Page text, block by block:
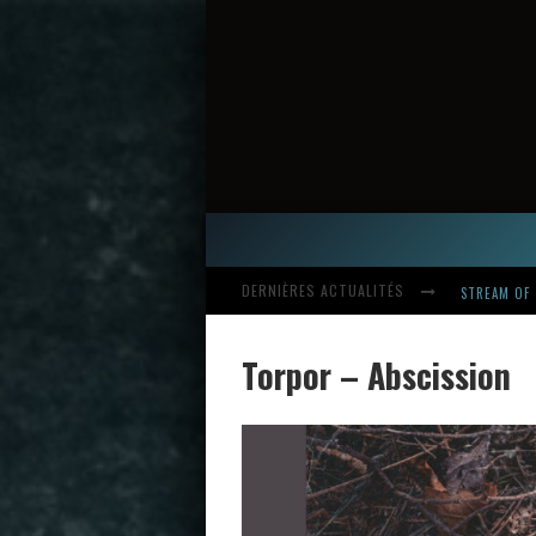
DERNIÈRES ACTUALITÉS STREAM
HARDCORE,
Torpor – Abscission